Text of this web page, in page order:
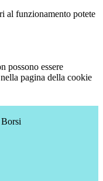
al funzionamento potete
possono essere
pagina della cookie